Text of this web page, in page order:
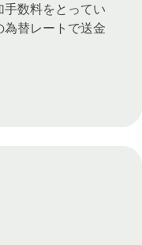
数料をとってい
替レートで送金